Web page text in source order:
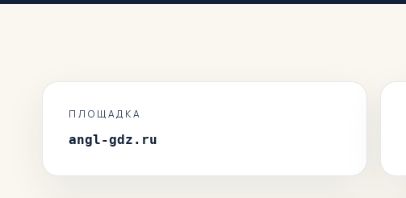
ПЛОЩАДКА
angl-gdz.ru